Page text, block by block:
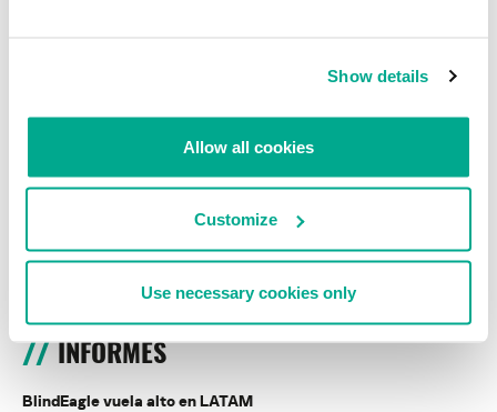
Show details
Allow all cookies
Customize
Use necessary cookies only
Publicidad maliciosa a través de motores
Cargar más
INFORMES
BlindEagle vuela alto en LATAM